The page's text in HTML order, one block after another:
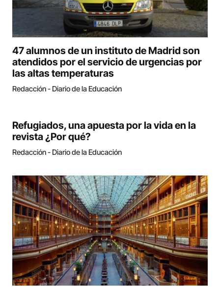
47 alumnos de un instituto de Madrid son
atendidos por el servicio de urgencias por
las altas temperaturas
Redacción - Diario de la Educación
Refugiados, una apuesta por la vida en la
revista ¿Por qué?
Redacción - Diario de la Educación